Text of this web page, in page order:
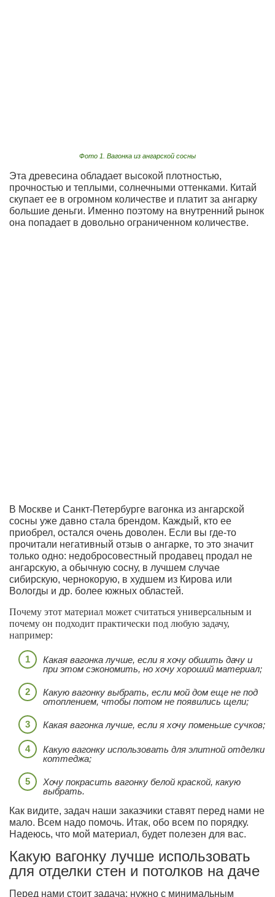
Фото 1. Вагонка из ангарской сосны
Эта древесина обладает высокой плотностью,
прочностью и теплыми, солнечными оттенками. Китай
скупает ее в огромном количестве и платит за ангарку
большие деньги. Именно поэтому на внутренний рынок
она попадает в довольно ограниченном количестве.
В Москве и Санкт-Петербурге вагонка из ангарской
сосны уже давно стала брендом. Каждый, кто ее
приобрел, остался очень доволен. Если вы где-то
прочитали негативный отзыв о ангарке, то это значит
только одно: недобросовестный продавец продал не
ангарскую, а обычную сосну, в лучшем случае
сибирскую, чернокорую, в худшем из Кирова или
Вологды и др. более южных областей.
Почему этот материал может считаться универсальным и
почему он подходит практически под любую задачу,
например:
Какая вагонка лучше, если я хочу обшить дачу и
при этом сэкономить, но хочу хороший материал;
Какую вагонку выбрать, если мой дом еще не под
отоплением, чтобы потом не появились щели;
Какая вагонка лучше, если я хочу поменьше сучков;
Какую вагонку использовать для элитной отделки
коттеджа;
Хочу покрасить вагонку белой краской, какую
выбрать.
Как видите, задач наши заказчики ставят перед нами не
мало. Всем надо помочь. Итак, обо всем по порядку.
Надеюсь, что мой материал, будет полезен для вас.
Какую вагонку лучше использовать
для отделки стен и потолков на даче
Перед нами стоит задача: нужно с минимальным